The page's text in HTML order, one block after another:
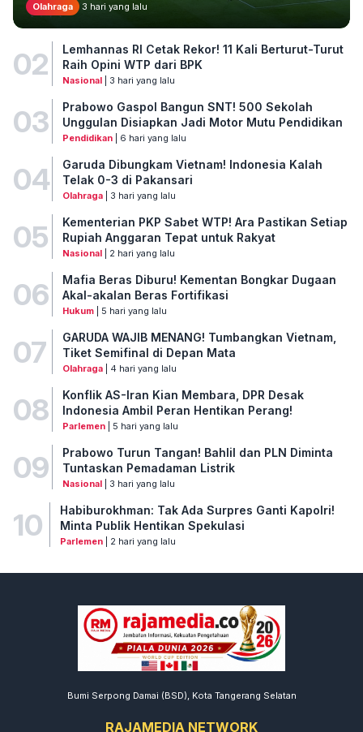
Olahraga 3 hari yang lalu
02
Lemhannas RI Cetak Rekor! 11 Kali Berturut-Turut
Raih Opini WTP dari BPK
Nasional| 3 hari yang lalu
03
Prabowo Gaspol Bangun SNT! 500 Sekolah
Unggulan Disiapkan Jadi Motor Mutu Pendidikan
Pendidikan| 6 hari yang lalu
04
Garuda Dibungkam Vietnam! Indonesia Kalah
Telak 0-3 di Pakansari
Olahraga| 3 hari yang lalu
05
Kementerian PKP Sabet WTP! Ara Pastikan Setiap
Rupiah Anggaran Tepat untuk Rakyat
Nasional| 2 hari yang lalu
06
Mafia Beras Diburu! Kementan Bongkar Dugaan
Akal-akalan Beras Fortifikasi
Hukum| 5 hari yang lalu
07
GARUDA WAJIB MENANG! Tumbangkan Vietnam,
Tiket Semifinal di Depan Mata
Olahraga| 4 hari yang lalu
08
Konflik AS-Iran Kian Membara, DPR Desak
Indonesia Ambil Peran Hentikan Perang!
Parlemen| 5 hari yang lalu
09
Prabowo Turun Tangan! Bahlil dan PLN Diminta
Tuntaskan Pemadaman Listrik
Nasional| 3 hari yang lalu
10
Habiburokhman: Tak Ada Surpres Ganti Kapolri!
Minta Publik Hentikan Spekulasi
Parlemen| 2 hari yang lalu
Bumi Serpong Damai (BSD), Kota Tangerang Selatan
RAJAMEDIA NETWORK